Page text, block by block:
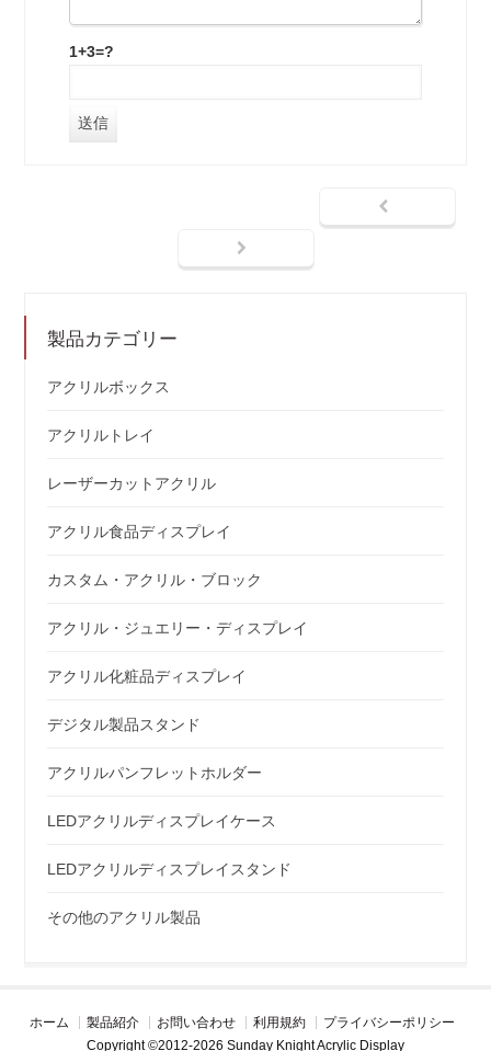
1+3=?
製品カテゴリー
アクリルボックス
アクリルトレイ
レーザーカットアクリル
アクリル食品ディスプレイ
カスタム・アクリル・ブロック
アクリル・ジュエリー・ディスプレイ
アクリル化粧品ディスプレイ
デジタル製品スタンド
アクリルパンフレットホルダー
LEDアクリルディスプレイケース
LEDアクリルディスプレイスタンド
その他のアクリル製品
ホーム 製品紹介 お問い合わせ 利用規約
プライバシーポリシー
Copyright ©2012-2026 Sunday Knight Acrylic Display